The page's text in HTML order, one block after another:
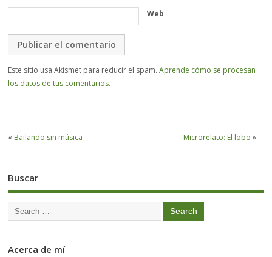
Web
Este sitio usa Akismet para reducir el spam.Aprende cómo se procesan
los datos de tus comentarios.
« Bailando sin música Microrelato: El lobo »
Buscar
Acerca de mí